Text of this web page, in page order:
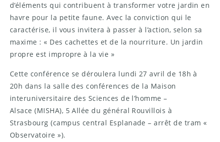
d’éléments qui contribuent à transformer votre jardin en
havre pour la petite faune. Avec la conviction qui le
caractérise, il vous invitera à passer à l’action, selon sa
maxime : « Des cachettes et de la nourriture. Un jardin
propre est impropre à la vie »
Cette conférence se déroulera lundi 27 avril de 18h à
20h dans la salle des conférences de la Maison
interuniversitaire des Sciences de l’homme –
Alsace (MISHA), 5 Allée du général Rouvillois à
Strasbourg (campus central Esplanade – arrêt de tram «
Observatoire »).